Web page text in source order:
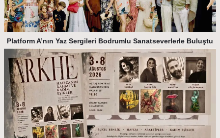
Platform A’nın Yaz Sergileri Bodrumlu Sanatseverlerle Buluştu